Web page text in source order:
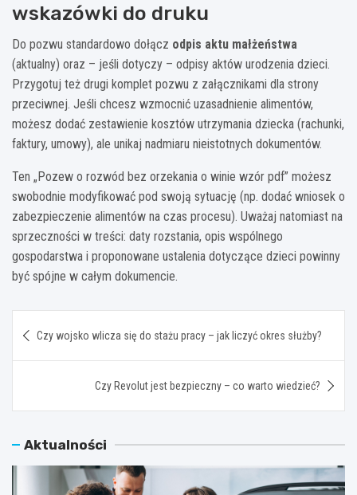
wskazówki do druku
Do pozwu standardowo dołącz odpis aktu małżeństwa
(aktualny) oraz – jeśli dotyczy – odpisy aktów urodzenia dzieci.
Przygotuj też drugi komplet pozwu z załącznikami dla strony
przeciwnej. Jeśli chcesz wzmocnić uzasadnienie alimentów,
możesz dodać zestawienie kosztów utrzymania dziecka (rachunki,
faktury, umowy), ale unikaj nadmiaru nieistotnych dokumentów.
Ten „Pozew o rozwód bez orzekania o winie wzór pdf” możesz
swobodnie modyfikować pod swoją sytuację (np. dodać wniosek o
zabezpieczenie alimentów na czas procesu). Uważaj natomiast na
sprzeczności w treści: daty rozstania, opis wspólnego
gospodarstwa i proponowane ustalenia dotyczące dzieci powinny
być spójne w całym dokumencie.
wpisu
Czy wojsko wlicza się do stażu pracy – jak liczyć okres służby?
Czy Revolut jest bezpieczny – co warto wiedzieć?
Aktualności